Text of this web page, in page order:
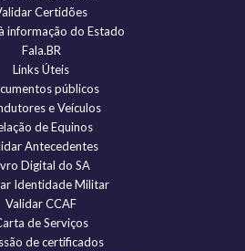
Certidões
informação do Estado
Fala.BR
Links Úteis
públicos
e Veículos
de Equinos
Antecedentes
Digital do SA
Identidade Militar
Validar CCAF
de Serviços
de certificados